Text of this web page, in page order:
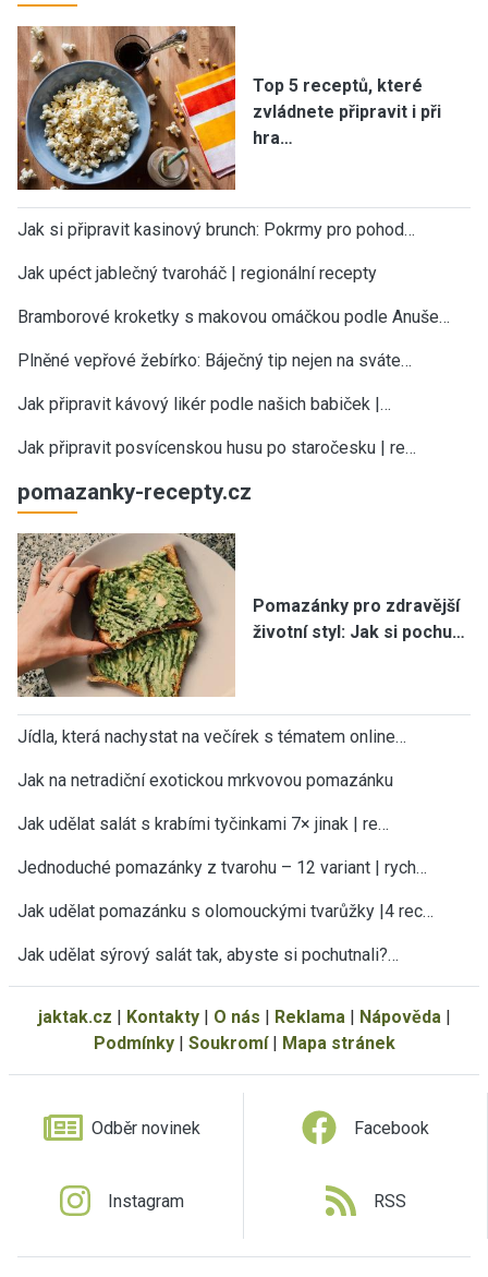
Top 5 receptů, které
zvládnete připravit i při
hra…
Jak si připravit kasinový brunch: Pokrmy pro pohod…
Jak upéct jablečný tvaroháč | regionální recepty
Bramborové kroketky s makovou omáčkou podle Anuše…
Plněné vepřové žebírko: Báječný tip nejen na sváte…
Jak připravit kávový likér podle našich babiček |…
Jak připravit posvícenskou husu po staročesku | re…
pomazanky-recepty.cz
Pomazánky pro zdravější
životní styl: Jak si pochu…
Jídla, která nachystat na večírek s tématem online…
Jak na netradiční exotickou mrkvovou pomazánku
Jak udělat salát s krabími tyčinkami 7× jinak | re…
Jednoduché pomazánky z tvarohu – 12 variant | rych…
Jak udělat pomazánku s olomouckými tvarůžky |4 rec…
Jak udělat sýrový salát tak, abyste si pochutnali?…
jaktak.cz | Kontakty| O nás | Reklama | Nápověda |
Podmínky| Soukromí| Mapa stránek
Odběr novinek Facebook
Instagram RSS